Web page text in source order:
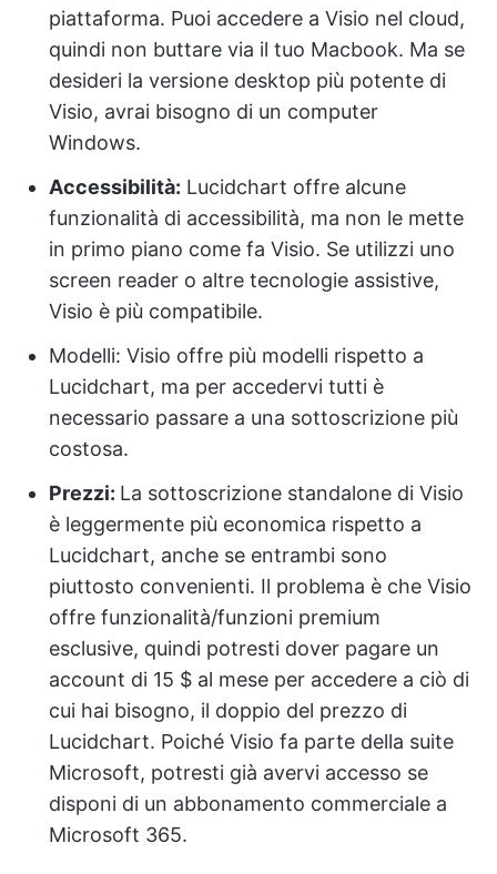
piattaforma. Puoi accedere a Visio nel cloud,
quindi non buttare via il tuo Macbook. Ma se
desideri la versione desktop più potente di
Visio, avrai bisogno di un computer
Windows.
Accessibilità: Lucidchart offre alcune
funzionalità di accessibilità, ma non le mette
in primo piano come fa Visio. Se utilizzi uno
screen reader o altre tecnologie assistive,
Visio è più compatibile.
Modelli: Visio offre più modelli rispetto a
Lucidchart, ma per accedervi tutti è
necessario passare a una sottoscrizione più
costosa.
Prezzi: La sottoscrizione standalone di Visio
è leggermente più economica rispetto a
Lucidchart, anche se entrambi sono
piuttosto convenienti. Il problema è che Visio
offre funzionalità/funzioni premium
esclusive, quindi potresti dover pagare un
account di 15 $ al mese per accedere a ciò di
cui hai bisogno, il doppio del prezzo di
Lucidchart. Poiché Visio fa parte della suite
Microsoft, potresti già avervi accesso se
disponi di un abbonamento commerciale a
Microsoft 365.